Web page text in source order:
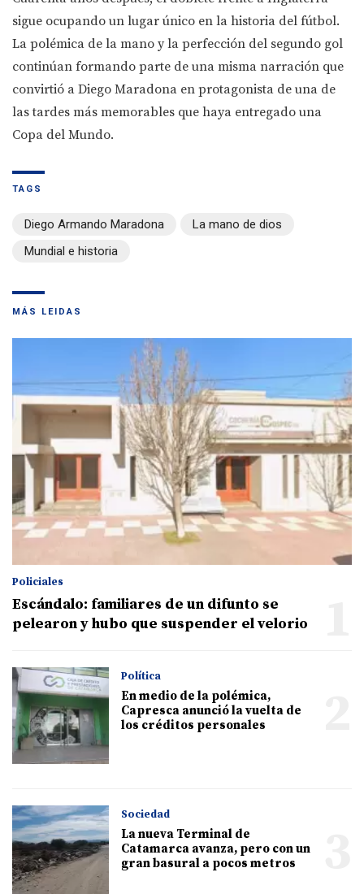
sigue ocupando un lugar único en la historia del fútbol.
La polémica de la mano y la perfección del segundo gol
continúan formando parte de una misma narración que
convirtió a Diego Maradona en protagonista de una de
las tardes más memorables que haya entregado una
Copa del Mundo.
TAGS
Diego Armando Maradona
La mano de dios
Mundial e historia
MÁS LEIDAS
Policiales
Escándalo: familiares de un difunto se
pelearon y hubo que suspender el velorio
Política
En medio de la polémica,
Capresca anunció la vuelta de
los créditos personales
Sociedad
La nueva Terminal de
Catamarca avanza, pero con un
gran basural a pocos metros